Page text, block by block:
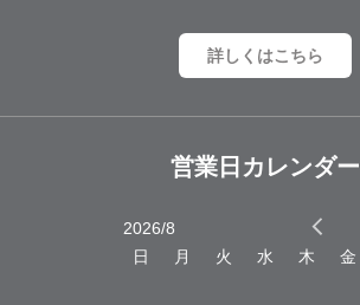
詳しくはこちら
営業日カレンダー
2026/8
日
月 火 水 木 金